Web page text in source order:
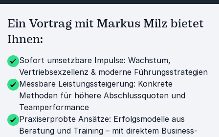
Ein Vortrag mit Markus Milz bietet
Ihnen:
Sofort umsetzbare Impulse: Wachstum,
Vertriebsexzellenz & moderne Führungsstrategien
Messbare Leistungssteigerung: Konkrete
Methoden für höhere Abschlussquoten und
Teamperformance
Praxiserprobte Ansätze: Erfolgsmodelle aus
Beratung und Training – mit direktem Business-